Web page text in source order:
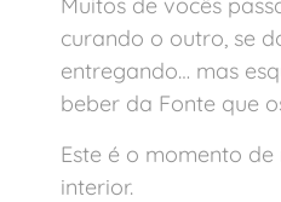
Muitos de vocês
curando o outro, se
entregando… mas
beber da Fonte que
Este é o momento
interior.